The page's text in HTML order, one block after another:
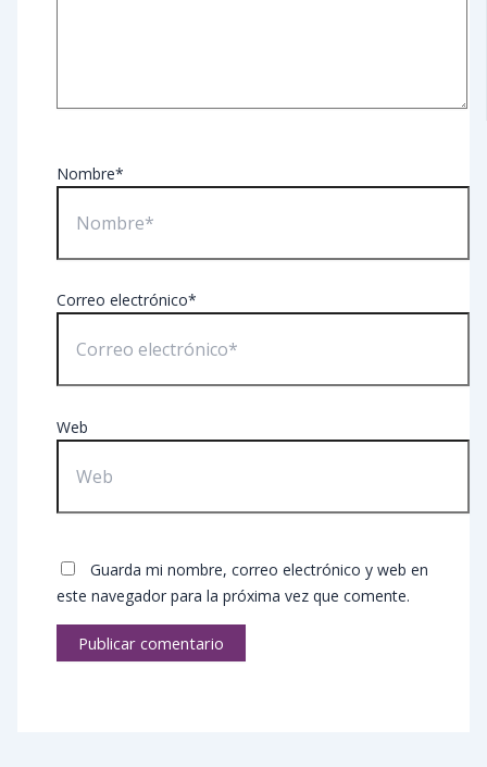
Nombre*
Correo electrónico*
Web
Guarda mi nombre, correo electrónico y web en
este navegador para la próxima vez que comente.